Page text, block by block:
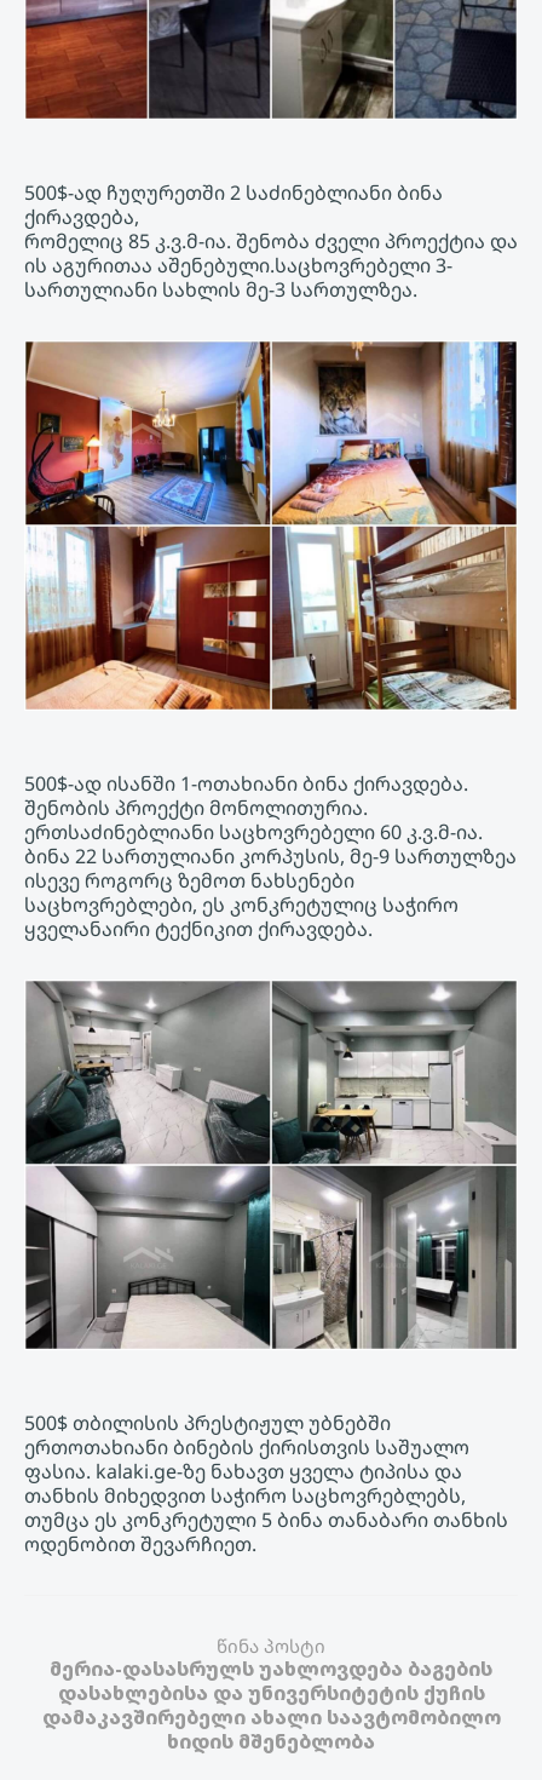
500$-ად ჩუღურეთში 2 საძინებლიანი ბინა
ქირავდება,
რომელიც 85 კ.ვ.მ-ია. შენობა ძველი პროექტია და
ის აგურითაა აშენებული.საცხოვრებელი 3-
სართულიანი სახლის მე-3 სართულზეა.
500$-ად ისანში 1-ოთახიანი ბინა ქირავდება.
შენობის პროექტი მონოლითურია.
ერთსაძინებლიანი საცხოვრებელი 60 კ.ვ.მ-ია.
ბინა 22 სართულიანი კორპუსის, მე-9 სართულზეა
ისევე როგორც ზემოთ ნახსენები
საცხოვრებლები, ეს კონკრეტულიც საჭირო
ყველანაირი ტექნიკით ქირავდება.
500$ თბილისის პრესტიჟულ უბნებში
ერთოთახიანი ბინების ქირისთვის საშუალო
ფასია. kalaki.ge-ზე ნახავთ ყველა ტიპისა და
თანხის მიხედვით საჭირო საცხოვრებლებს,
თუმცა ეს კონკრეტული 5 ბინა თანაბარი თანხის
ოდენობით შევარჩიეთ.
წინა პოსტი
მერია-დასასრულს უახლოვდება ბაგების
დასახლებისა და უნივერსიტეტის ქუჩის
დამაკავშირებელი ახალი საავტომობილო
ხიდის მშენებლობა